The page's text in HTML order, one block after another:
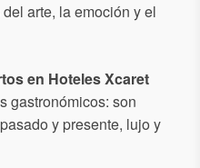
arte, la emoción y el
en Hoteles Xcaret
gastronómicos: son
y presente, lujo y